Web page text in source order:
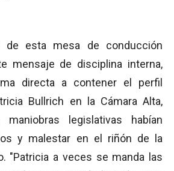
de esta mesa de conducción
mensaje de disciplina interna,
directa a contener el perfil
Bullrich en la Cámara Alta,
legislativas habían
y malestar en el riñón de la
"Patricia a veces se manda las